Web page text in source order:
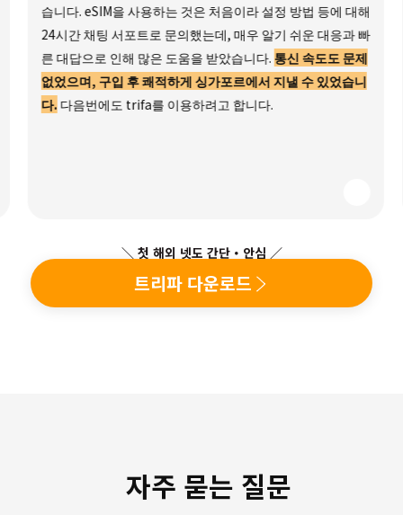
습니다. eSIM을 사용하는 것은 처음이라 설정 방법 등에 대해
24시간 채팅 서포트로 문의했는데, 매우 알기 쉬운 대응과 빠
른 대답으로 인해 많은 도움을 받았습니다. 통신 속도도 문제
없었으며, 구입 후 쾌적하게 싱가포르에서 지낼 수 있었습니
다. 다음번에도 trifa를 이용하려고 합니다.
＼ 첫 해외 넷도 간단・안심 ／
트리파 다운로드
자주 묻는 질문